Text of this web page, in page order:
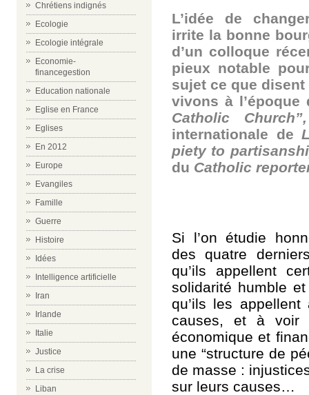
Chrétiens indignés
Ecologie
Ecologie intégrale
Economie-
financegestion
Education nationale
Eglise en France
Eglises
En 2012
Europe
Evangiles
Famille
Guerre
Histoire
Idées
Intelligence artificielle
Iran
Irlande
Italie
Justice
La crise
Liban
L’idée de
irrite la bonne
d’un colloque
pieux notable
sujet ce que
vivons à
Catholic
internationale de
piety to
du Catholic
Si l’on étudie
des quatre
qu’ils appellent
solidarité humble
qu’ils les
causes, et à voir
économique et
une “structure de
de masse :
sur leurs causes…